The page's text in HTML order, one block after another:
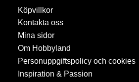
Köpvillkor
Kontakta oss
Mina sidor
Om Hobbyland
Personuppgiftspolicy och cookies
Inspiration & Passion